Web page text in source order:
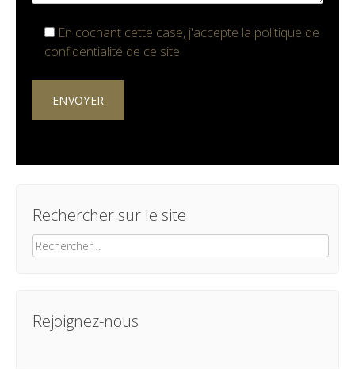
En cochant cette case, j'accepte la politique de
confidentialité de ce site
Rechercher sur le site
Rechercher :
Rejoignez-nous